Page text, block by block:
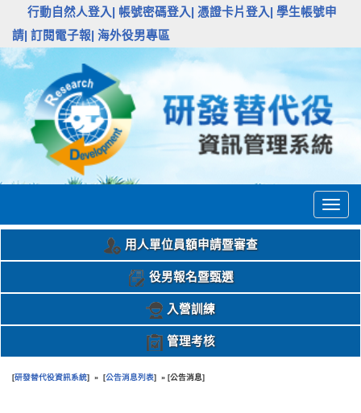
行動自然人登入| 帳號密碼登入| 憑證卡片登入|
學生帳號申
請| 訂閱電子報| 海外役男專區
用人單位員額申請暨審查
役男報名暨甄選
入營訓練
管理考核
[研發替代役資訊系統] » [公告消息列表] » [公告消息]